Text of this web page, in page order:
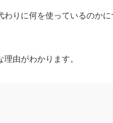
りに何を使っているのか
由がわかります。